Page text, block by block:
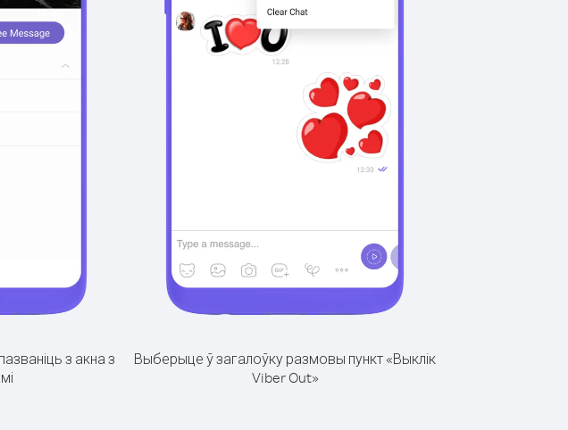
з акна з
Выберыце ў загалоўку размовы пункт «Выклік
Viber Out»